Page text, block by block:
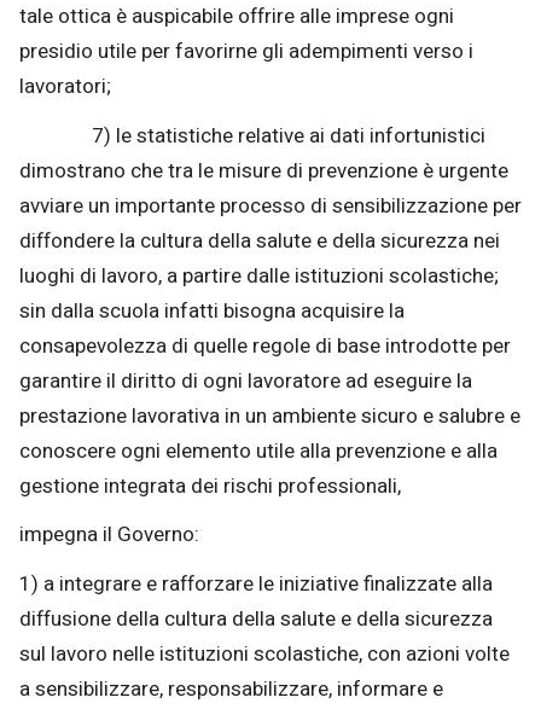
tale ottica è auspicabile offrire alle imprese ogni
presidio utile per favorirne gli adempimenti verso i
lavoratori;
7) le statistiche relative ai dati infortunistici
dimostrano che tra le misure di prevenzione è urgente
avviare un importante processo di sensibilizzazione per
diffondere la cultura della salute e della sicurezza nei
luoghi di lavoro, a partire dalle istituzioni scolastiche;
sin dalla scuola infatti bisogna acquisire la
consapevolezza di quelle regole di base introdotte per
garantire il diritto di ogni lavoratore ad eseguire la
prestazione lavorativa in un ambiente sicuro e salubre e
conoscere ogni elemento utile alla prevenzione e alla
gestione integrata dei rischi professionali,
impegna il Governo:
1) a integrare e rafforzare le iniziative finalizzate alla
diffusione della cultura della salute e della sicurezza
sul lavoro nelle istituzioni scolastiche, con azioni volte
a sensibilizzare, responsabilizzare, informare e